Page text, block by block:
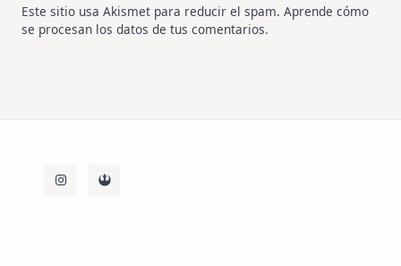
Este sitio usa Akismet para reducir el spam. Aprende cómo
se procesan los datos de tus comentarios.